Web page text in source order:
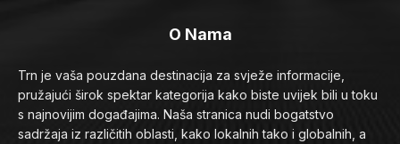
O Nama
Trn je vaša pouzdana destinacija za svježe informacije,
pružajući širok spektar kategorija kako biste uvijek bili u toku
s najnovijim događajima. Naša stranica nudi bogatstvo
sadržaja iz različitih oblasti, kako lokalnih tako i globalnih, a